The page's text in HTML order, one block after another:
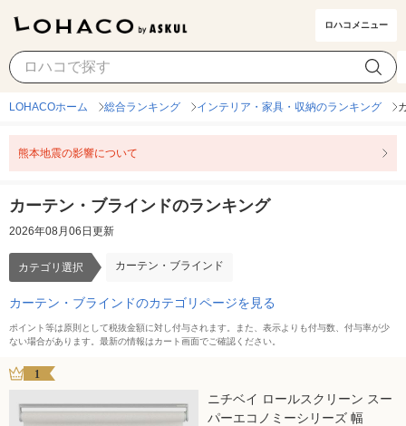
ロハコメニュー
カーテン・ブラインド カテゴリ選択
LOHACOホーム 総合ランキング インテリア・家具・収納のランキング
熊本地震の影響について
カーテン・ブラインドのランキング
2026年08月06日更新
カテゴリ選択 カーテン・ブラインド
カーテン・ブラインドのカテゴリページを見る
ポイント等は原則として税抜金額に対し付与されます。また、表示よりも付与数、付与率が少
ない場合があります。最新の情報はカート画面でご確認ください。
1
ニチベイ ロールスクリーン スー
パーエコノミーシリーズ 幅